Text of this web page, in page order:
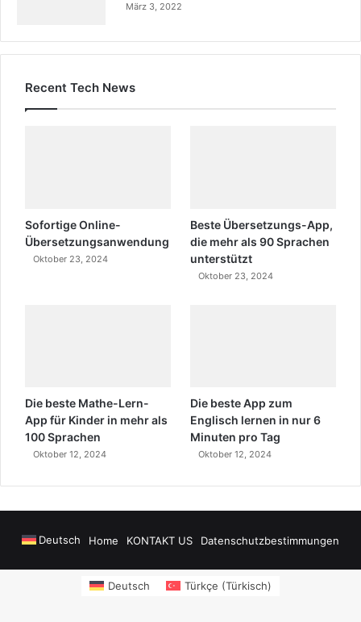
März 3, 2022
Recent Tech News
Sofortige Online-
Übersetzungsanwendung
Oktober 23, 2024
Beste Übersetzungs-App,
die mehr als 90 Sprachen
unterstützt
Oktober 23, 2024
Die beste Mathe-Lern-
App für Kinder in mehr als
100 Sprachen
Oktober 12, 2024
Die beste App zum
Englisch lernen in nur 6
Minuten pro Tag
Oktober 12, 2024
Deutsch Home KONTAKT US Datenschutzbestimmungen
Deutsch Türkçe (Türkisch)